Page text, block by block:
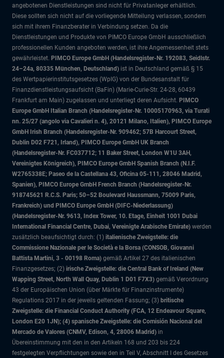
angebotenen Dienstleistungen sind nicht für Privatanleger erhältlich.
Diese sollten sich nicht auf die vorliegende Mitteilung verlassen, sondern
sich mit ihrem Finanzberater in Verbindung setzen. Da die
Dienstleistungen und Produkte von PIMCO Europe GmbH ausschließlich
professionellen Kunden angeboten werden, ist ihre Angemessenheit stets
gewährleistet. PIMCO Europe GmbH (Handelsregister-Nr. 192083, Seidlstr.
24–24a, 80335 München, Deutschland) ist in Deutschland gemäß § 15
des Wertpapierinstitutsgesetzes (WpIG) von der Bundesanstalt für
Finanzdienstleistungsaufsicht (BaFin) (Marie-Curie-Str. 24-28, 60439
Frankfurt am Main) zugelassen und unterliegt deren Aufsicht. PIMCO
Europe GmbH Italian Branch (Handelsregister-Nr. 10005170963, via Turati
nn. 25/27 (angolo via Cavalieri n. 4), 20121 Milano, Italien), PIMCO Europe
GmbH Irish Branch (Handelsregister-Nr. 909462; 57B Harcourt Street,
Dublin D02 F721, Irland), PIMCO Europe GmbH UK Branch
(Handelsregister-Nr. FC037712; 11 Baker Street, London W1U 3AH,
Vereinigtes Königreich), PIMCO Europe GmbH Spanish Branch (N.I.F.
W2765338E; Paseo de la Castellana 43, Oficina 05-111, 28046 Madrid,
Spanien), PIMCO Europe GmbH French Branch (Handelsregister-Nr.
918745621 R.C.S. Paris; 50–52 Boulevard Haussmann, 75009 Paris,
Frankreich) und PIMCO Europe GmbH (DIFC-Niederlassung)
(Handelsregister-Nr. 9613, Index Tower, 10. Etage, Einheit 1001 Dubai
International Financial Centre, Dubai, Vereinigte Arabische Emirate) werden
zusätzlich beaufsichtigt durch: (1) italienische Zweigstelle: die
Commissione Nazionale per le Società e la Borsa (CONSOB, Giovanni
Battista Martini, 3 - 00198 Roma) gemäß Artikel 27 des italienischen
Finanzgesetzes; (2) irische Zweigstelle: die Central Bank of Ireland (New
Wapping Street, North Wall Quay, Dublin 1 D01 F7X3) gemäß Verordnung
43 der Europäischen Union (über Märkte für Finanzinstrumente)
Regulations 2017 in der jeweils geltenden Fassung; (3) britische
Zweigstelle: die Financial Conduct Authority (FCA, 12 Endeavour Square,
London E20 1JN); (4) spanische Zweigstelle: die Comisión Nacional del
Mercado de Valores (CNMV, Edison, 4, 28006 Madrid) in
Übereinstimmung mit den in den Artikeln 168 und 203 bis 224
festgelegten Verpflichtungen sowie den in Teil V, Abschnitt I des Gesetzes